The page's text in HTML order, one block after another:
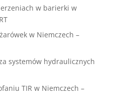
w barierki w
w Niemczech –
systemów hydraulicznych
TIR w Niemczech –